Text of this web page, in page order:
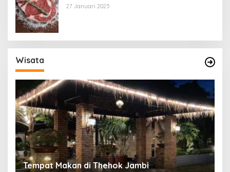
27 Januari 2025
Wisata
Tempat Makan di Thehok Jambi